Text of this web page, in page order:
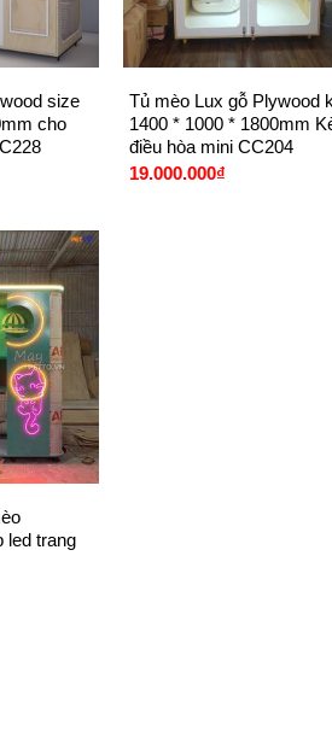
size
cho
Tủ mèo Lux gỗ Plywood
1400 * 1000 * 1800mm
điều hòa mini CC204
19.000.000₫
led trang